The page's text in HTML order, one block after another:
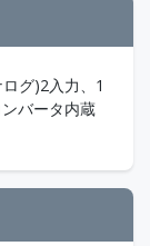
グ)2入力、1
バータ内蔵